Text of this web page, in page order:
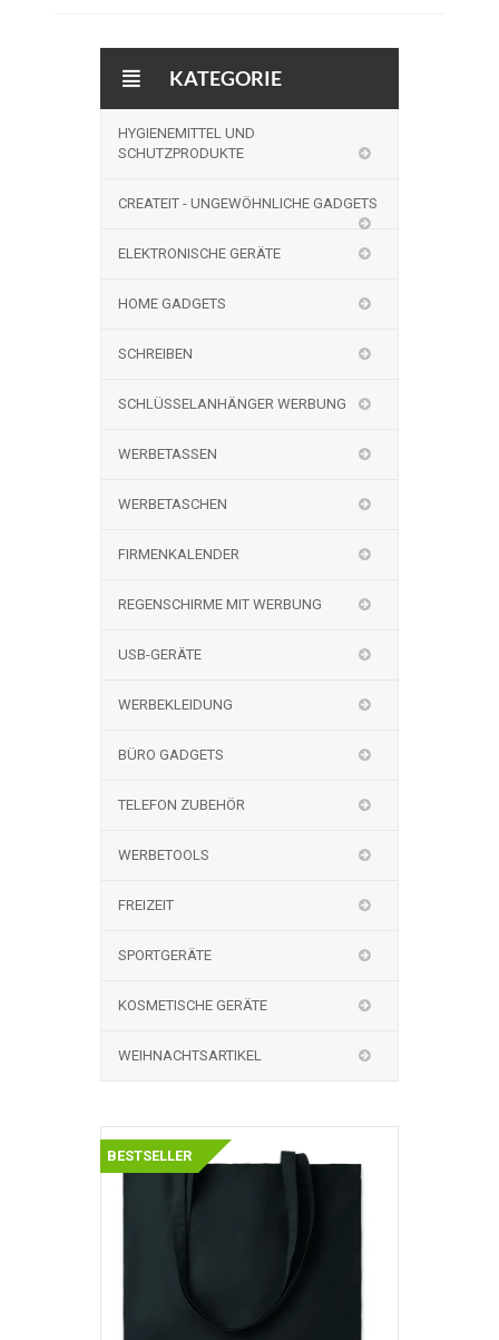
KATEGORIE
HYGIENEMITTEL UND
SCHUTZPRODUKTE
CREATEIT - UNGEWÖHNLICHE GADGETS
ELEKTRONISCHE GERÄTE
HOME GADGETS
SCHREIBEN
SCHLÜSSELANHÄNGER WERBUNG
WERBETASSEN
WERBETASCHEN
FIRMENKALENDER
REGENSCHIRME MIT WERBUNG
USB-GERÄTE
WERBEKLEIDUNG
BÜRO GADGETS
TELEFON ZUBEHÖR
WERBETOOLS
FREIZEIT
SPORTGERÄTE
KOSMETISCHE GERÄTE
WEIHNACHTSARTIKEL
BESTSELLER